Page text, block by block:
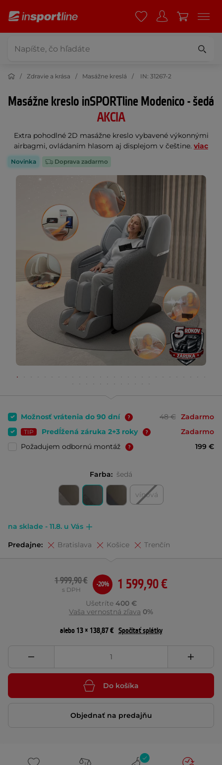
Zdravie a krása Masážne kreslá IN: 31267-2
Masážne kreslo inSPORTline Modenico - šedá
AKCIA
Extra pohodlné 2D masážne kreslo vybavené výkonnými
airbagmi, ovládaním hlasom aj displejom v češtine. viac
Novinka Doprava zadarmo
Možnosť vrátenia do 90 dní 48 € Zadarmo
TIP Predĺžená záruka 2+3 roky
Zadarmo
Požadujem odbornú montáž
199 €
Farba: šedá
vínová
na sklade - 11.8. u Vás
Predajne: Bratislava Košice Trenčín
1 599,90 €
1 999,90 €
s DPH
-20%
Ušetríte 400 €
Vaša vernostná zľava 0%
alebo 13 × 138,87 € Spočítať splátky
Do košíka
Objednať na predajňu